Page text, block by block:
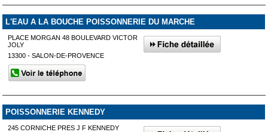
L'EAU A LA BOUCHE POISSONNERIE DU MARCHE
PLACE MORGAN 48 BOULEVARD VICTOR
JOLY
13300 - SALON-DE-PROVENCE
POISSONNERIE KENNEDY
245 CORNICHE PRES J F KENNEDY